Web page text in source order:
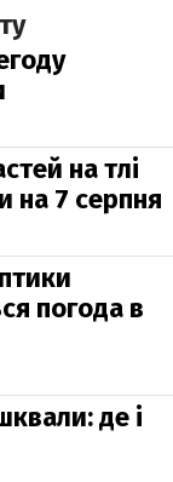
на тлі
на 7 серпня
погода в
де і